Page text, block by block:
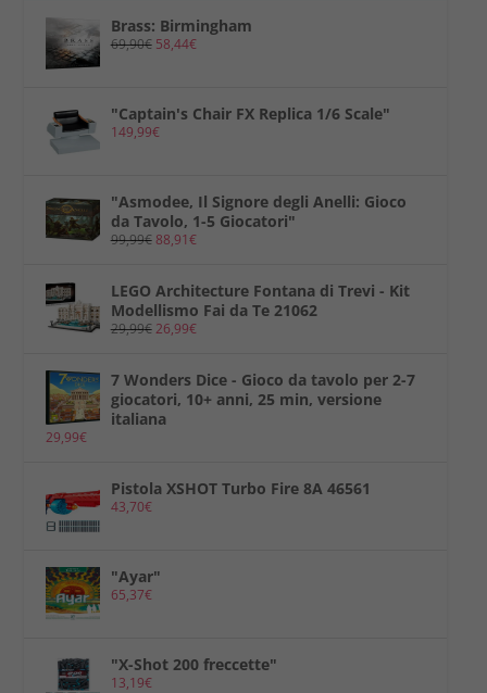
Brass: Birmingham
69,90€ 58,44€
"Captain's Chair FX Replica 1/6 Scale"
149,99€
"Asmodee, Il Signore degli Anelli: Gioco
da Tavolo, 1-5 Giocatori"
99,99€88,91€
LEGO Architecture Fontana di Trevi - Kit
Modellismo Fai da Te 21062
29,99€26,99€
7 Wonders Dice - Gioco da tavolo per 2-7
giocatori, 10+ anni, 25 min, versione
italiana
29,99€
Pistola XSHOT Turbo Fire 8A 46561
43,70€
"Ayar"
65,37€
"X-Shot 200 freccette"
13,19€